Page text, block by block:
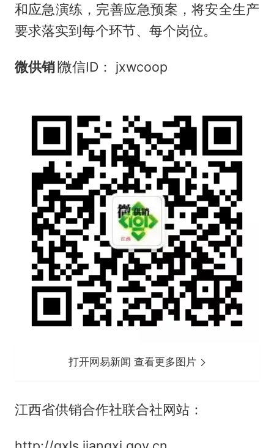
和应急演练，完善应急预案，将安全生产
要求落实到每个环节、每个岗位。
微供销∣微信ID： jxwcoop
打开网易新闻 查看更多图片
江西省供销合作社联合社网站：